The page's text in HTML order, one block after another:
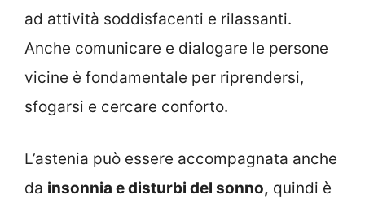
ad attività soddisfacenti e rilassanti.
Anche comunicare e dialogare le persone
vicine è fondamentale per riprendersi,
sfogarsi e cercare conforto.
L’astenia può essere accompagnata anche
da insonnia e disturbi del sonno, quindi è